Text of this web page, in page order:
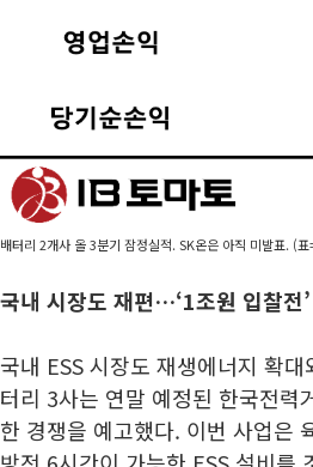
배터리 2개사 올 3분기 잠정실적. SK온은 아직 미발표. (
국내 시장도 재편…‘1조원 입찰전
국내 ESS 시장도 재생에너지 확
터리 3사는 연말 예정된 한국전력
한 경쟁을 예고했다. 이번 사업은